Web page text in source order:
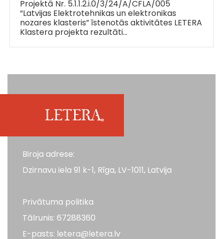
Projektā Nr. 5.1.1.2.i.0/3/24/A/CFLA/005
“Latvijas Elektrotehnikas un elektronikas
nozares klasteris” īstenotās aktivitātes LETERA
Klastera projekta rezultāti…
Biroja adrese:
Dzirnavu iela 91 k-1, Rīga, LV-1011, Latvija
Privātuma politika
Tālrunis: 67288360
E-pasts: letera@letera.lv